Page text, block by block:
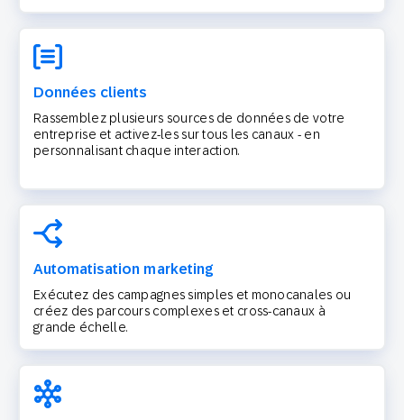
Données clients
Rassemblez plusieurs sources de données de votre
entreprise et activez-les sur tous les canaux - en
personnalisant chaque interaction.
Automatisation marketing
Exécutez des campagnes simples et monocanales ou
créez des parcours complexes et cross-canaux à
grande échelle.